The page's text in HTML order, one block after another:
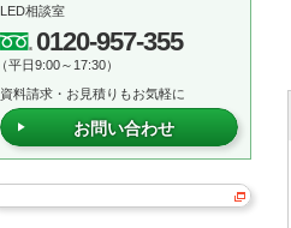
LED相談室
0120-957-355
（平日9:00～17:30）
資料請求・お見積りもお気軽に
お問い合わせ